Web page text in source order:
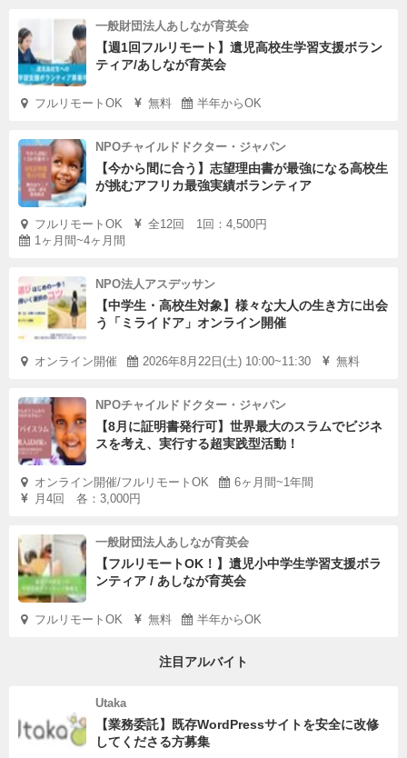
一般財団法人あしなが育英会
【週1回フルリモート】遺児高校生学習支援ボラン
ティア/あしなが育英会
フルリモートOK 無料 半年からOK
NPOチャイルドドクター・ジャパン
【今から間に合う】志望理由書が最強になる高校生
が挑むアフリカ最強実績ボランティア
フルリモートOK
全12回 1回：4,500円
1ヶ月間~4ヶ月間
NPO法人アスデッサン
【中学生・高校生対象】様々な大人の生き方に出会
う「ミライドア」オンライン開催
オンライン開催 2026年8月22日(土) 10:00~11:30 無料
NPOチャイルドドクター・ジャパン
【8月に証明書発行可】世界最大のスラムでビジネ
スを考え、実行する超実践型活動！
オンライン開催/フルリモートOK
6ヶ月間~1年間
月4回 各：3,000円
一般財団法人あしなが育英会
【フルリモートOK！】遺児小中学生学習支援ボラ
ンティア / あしなが育英会
フルリモートOK 無料 半年からOK
注目アルバイト
Utaka
【業務委託】既存WordPressサイトを安全に改修
してくださる方募集